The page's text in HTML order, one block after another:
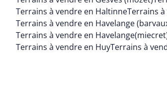
Terrains à vendre en HaltinneTerrains
Terrains à vendre en Havelange
Terrains à vendre en
Terrains à vendre en HuyTerrains à